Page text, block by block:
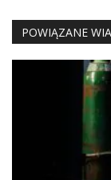
POWIĄZANE